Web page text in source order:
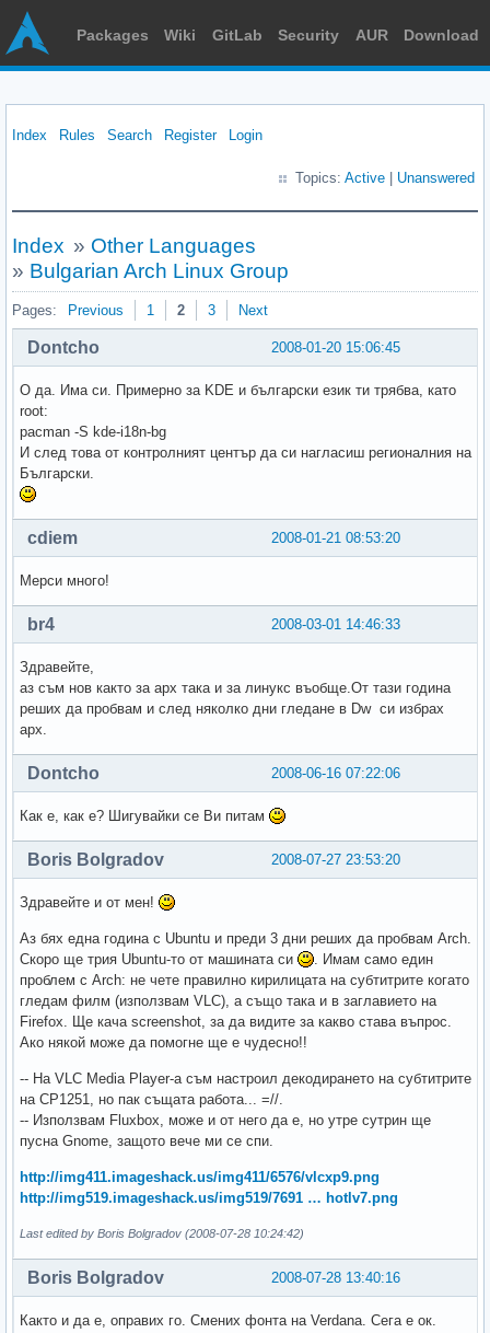
Packages Wiki GitLab Security AUR Download
Index Rules Search Register Login
Topics: Active Unanswered
Index » Other Languages
» Bulgarian Arch Linux Group
Pages: Previous 1 2 3 Next
2008-01-20 15:06:45
Dontcho
О да. Има си. Примерно за KDE и български език ти трябва, като
root:
pacman -S kde-i18n-bg
И след това от контролният център да си нагласиш регионалния на
Български.
2008-01-21 08:53:20
cdiem
Мерси много!
2008-03-01 14:46:33
br4
Здравейте,
аз съм нов както за арх така и за линукс въобще.От тази година
реших да пробвам и след няколко дни гледане в Dw си избрах
арх.
2008-06-16 07:22:06
Dontcho
Как е, как е? Шигувайки се Ви питам
2008-07-27 23:53:20
Boris Bolgradov
Здравейте и от мен!
Аз бях една година с Ubuntu и преди 3 дни реших да пробвам Arch.
Скоро ще трия Ubuntu-то от машината си
. Имам само един
проблем с Arch: не чете правилно кирилицата на субтитрите когато
гледам филм (използвам VLC), а също така и в заглавието на
Firefox. Ще кача screenshot, за да видите за какво става въпрос.
Ако някой може да помогне ще е чудесно!!
-- На VLC Media Player-а съм настроил декодирането на субтитрите
на CP1251, но пак същата работа... =//.
-- Използвам Fluxbox, може и от него да е, но утре сутрин ще
пусна Gnome, защото вече ми се спи.
http://img411.imageshack.us/img411/6576/vlcxp9.png
http://img519.imageshack.us/img519/7691 … hotlv7.png
Last edited by Boris Bolgradov (2008-07-28 10:24:42)
2008-07-28 13:40:16
Boris Bolgradov
Както и да е, оправих го. Смених фонта на Verdana. Сега е ок.